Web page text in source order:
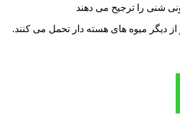
شنى را ترجیح می دهند
دیگر میوه هاى هسته ‌دار تحمل می کنند.